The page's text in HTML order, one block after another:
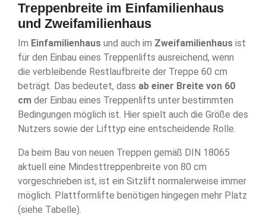
Treppenbreite im Einfamilienhaus
und Zweifamilienhaus
Im Einfamilienhaus und auch im Zweifamilienhaus ist
für den Einbau eines Treppenlifts ausreichend, wenn
die verbleibende Restlaufbreite der Treppe 60 cm
beträgt. Das bedeutet, dass ab einer Breite von 60
cm der Einbau eines Treppenlifts unter bestimmten
Bedingungen möglich ist. Hier spielt auch die Größe des
Nutzers sowie der Lifttyp eine entscheidende Rolle.
Da beim Bau von neuen Treppen gemäß DIN 18065
aktuell eine Mindesttreppenbreite von 80 cm
vorgeschrieben ist, ist ein Sitzlift normalerweise immer
möglich. Plattformlifte benötigen hingegen mehr Platz
(siehe Tabelle).